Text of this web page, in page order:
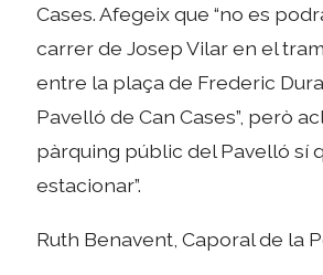
Cases. Afegeix que “no es
carrer de Josep Vilar en el
entre la plaça de Frederic
Pavelló de Can Cases”, però
pàrquing públic del Pavelló sí
estacionar”.
Ruth Benavent, Caporal de la